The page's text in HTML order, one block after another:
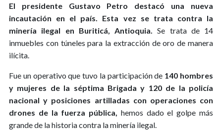
El presidente Gustavo Petro destacó una nueva
incautación en el país. Esta vez se trata contra la
minería ilegal en Buriticá, Antioquia. Se trata de 14
inmuebles con túneles para la extracción de oro de manera
ilícita.
Fue un operativo que tuvo la participación de 140 hombres
y mujeres de la séptima Brigada y 120 de la policía
nacional y posiciones artilladas con operaciones con
drones de la fuerza pública, hemos dado el golpe más
grande de la historia contra la minería ilegal.